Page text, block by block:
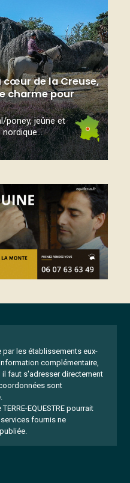
cœur de la Creuse,
charme pour
poney, jeûne et
les établissements eux-
complémentaire,
faut s'adresser directement
sont
EQUESTRE pourrait
fournis ne